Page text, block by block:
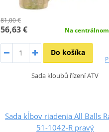
81,00 €
56,63 € Na
Do košíka
Sada kloubů řízení ATV
Sada kĺbov riadenia All Balls
51-1042-R pravý